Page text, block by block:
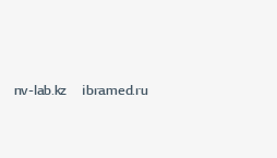
nv-lab.kz ibramed.ru